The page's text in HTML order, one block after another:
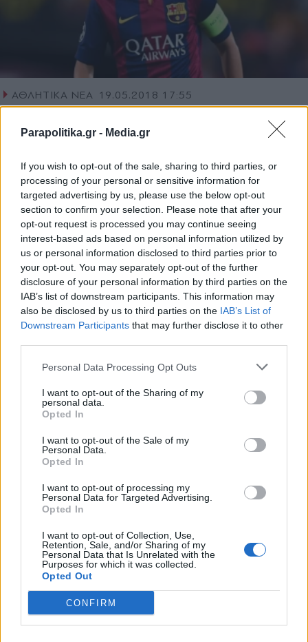
Parapolitika.gr - Media.gr
If you wish to opt-out of the sale, sharing to third parties, or
processing of your personal or sensitive information for
targeted advertising by us, please use the below opt-out
section to confirm your selection. Please note that after your
opt-out request is processed you may continue seeing
interest-based ads based on personal information utilized by
us or personal information disclosed to third parties prior to
your opt-out. You may separately opt-out of the further
disclosure of your personal information by third parties on the
IAB’s list of downstream participants. This information may
also be disclosed by us to third parties on the IAB’s List of
Downstream Participants that may further disclose it to other
Personal Data Processing Opt Outs
I want to opt-out of the Sharing of my
personal data.
Opted In
I want to opt-out of the Sale of my
Personal Data.
Opted In
I want to opt-out of processing my
Personal Data for Targeted Advertising.
Opted In
I want to opt-out of Collection, Use,
Retention, Sale, and/or Sharing of my
Personal Data that Is Unrelated with the
Purposes for which it was collected.
Opted Out
CONFIRM
ΑΘΛΗΤΙΚΑ ΝΕΑ
19.05.2018 17:55
Αστέρια του παγκόσμιου αθλητισμού
ΑΘΛΗΤΙΚΑ ΝΕΑ 15.05.2018 17:18
PARAPOLITIKA NEWSROOM
Οκτώ τραυματίες από πτώση εξέδρας σε
τηλεοπτική συνέντευξη του Ινιέστα
Εγγραφή στο newsletter
Αποδέχομαι τους
και την πολιτική απορρήτου
X